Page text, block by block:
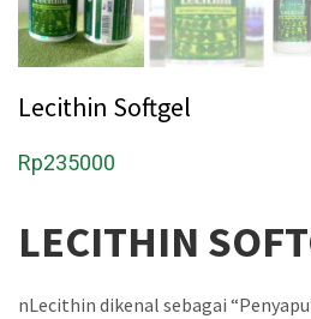
Lecithin Softgel
Rp235000
LECITHIN
nLecithin dikenal sebagai